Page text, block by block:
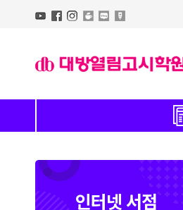
인터넷 서점